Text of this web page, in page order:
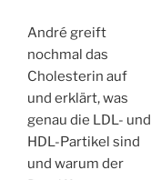
André greift
nochmal das
Cholesterin auf
und erklärt, was
genau die LDL- und
HDL-Partikel sind
und warum der